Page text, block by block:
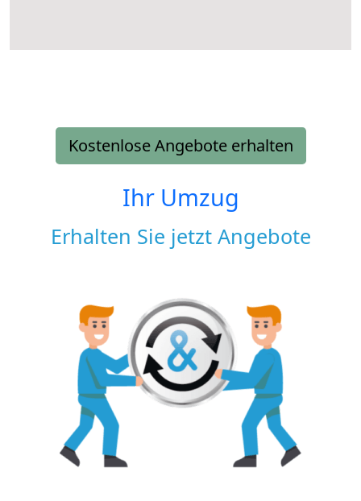
Kostenlose Angebote erhalten
Ihr Umzug
Erhalten Sie jetzt Angebote